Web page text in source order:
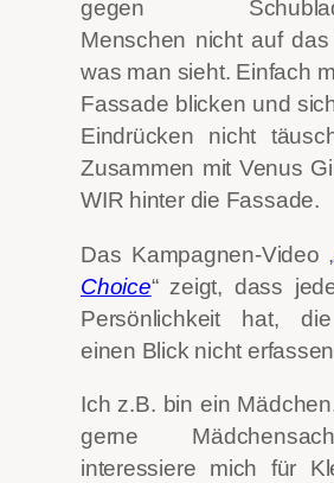
gegen
Menschen nicht auf das
was man sieht. Einfach
Fassade blicken und
Eindrücken nicht
Zusammen mit Venus
WIR hinter die Fassade.
Das Kampagnen-Video
Choice“ zeigt, dass
Persönlichkeit hat,
einen Blick nicht
Ich z.B. bin ein
gerne
interessiere mich für